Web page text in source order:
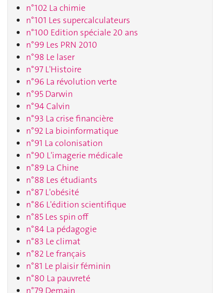
n°102 La chimie
n°101 Les supercalculateurs
n°100 Edition spéciale 20 ans
n°99 Les PRN 2010
n°98 Le laser
n°97 L'Histoire
n°96 La révolution verte
n°95 Darwin
n°94 Calvin
n°93 La crise financière
n°92 La bioinformatique
n°91 La colonisation
n°90 L'imagerie médicale
n°89 La Chine
n°88 Les étudiants
n°87 L'obésité
n°86 L'édition scientifique
n°85 Les spin off
n°84 La pédagogie
n°83 Le climat
n°82 Le français
n°81 Le plaisir féminin
n°80 La pauvreté
n°79 Demain